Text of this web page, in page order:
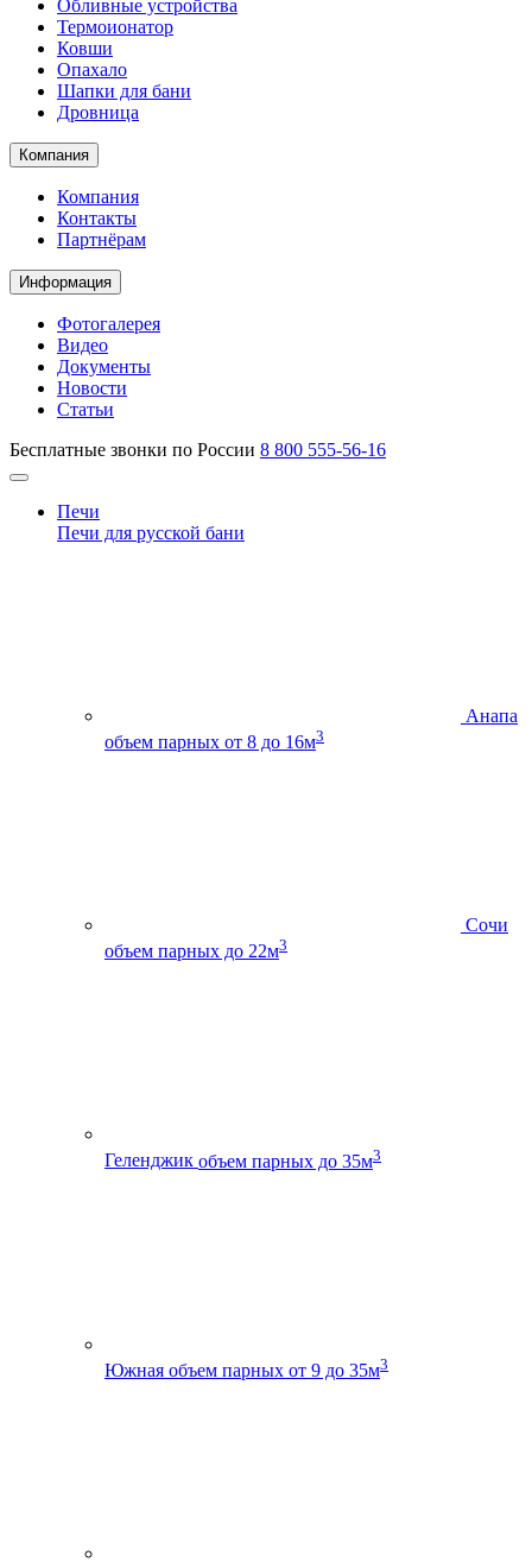
Обливные устройства
Термоионатор
Ковши
Опахало
Шапки для бани
Дровница
Компания
Компания
Контакты
Партнёрам
Информация
Фотогалерея
Видео
Документы
Новости
Статьи
Бесплатные звонки по России 8 800 555-56-16
Печи
Печи для русской бани
Анапа
объем парных от 8 до 16м3
Сочи
объем парных до 22м3
Геленджик объем парных до 35м3
Южная объем парных от 9 до 35м3